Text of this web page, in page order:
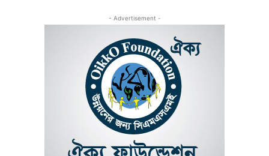
- Advertisement -